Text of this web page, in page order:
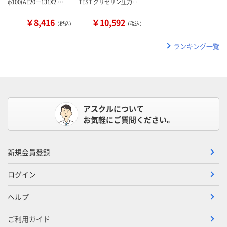
￥8,416 （税込） ￥10,592 （税込）
ランキング一覧
アスクルについて
お気軽にご質問ください。
新規会員登録
ログイン
ヘルプ
ご利用ガイド